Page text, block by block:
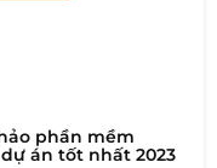
phần mềm
án tốt nhất 2023